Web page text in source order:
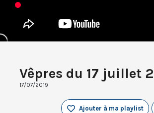
Vêpres du 17 juillet
17/07/2019
Ajouter à ma playlist